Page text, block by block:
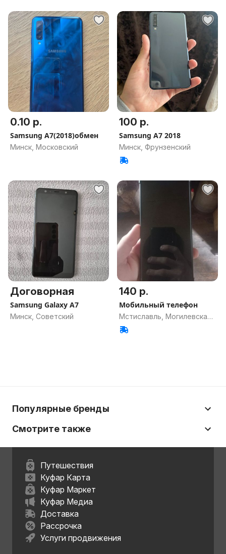
0.10 р.
Samsung A7(2018)обмен
Минск, Московский
100 р.
Samsung A7 2018
Минск, Фрунзенский
Договорная
Samsung Galaxy A7
Минск, Советский
140 р.
Мобильный телефон
Мстиславль, Могилевская
обл.
Популярные бренды
Смотрите также
Путешествия
Куфар Карта
Куфар Маркет
Куфар Медиа
Доставка
Рассрочка
Услуги продвижения